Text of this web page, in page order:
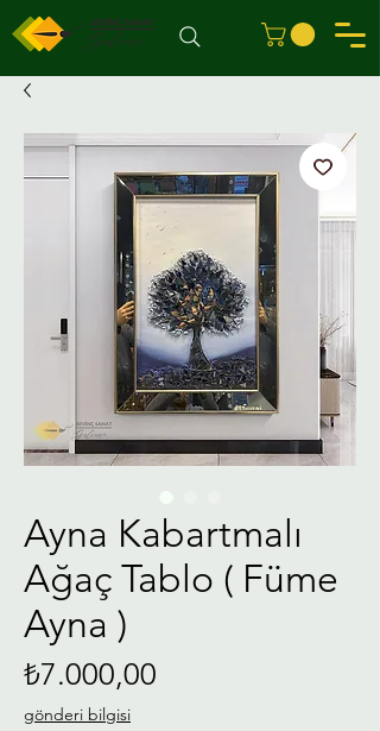
Ayna Kabartmalı
Ağaç Tablo ( Füme
Ayna )
₺7.000,00
gönderi bilgisi